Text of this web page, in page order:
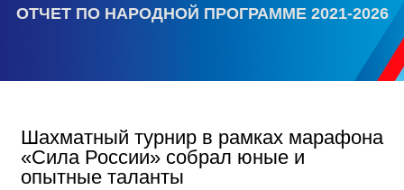
ОТЧЕТ ПО НАРОДНОЙ ПРОГРАММЕ 2021-2026
Шахматный турнир в рамках марафона
«Сила России» собрал юные и
опытные таланты